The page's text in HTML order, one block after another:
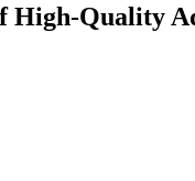
High-Quality